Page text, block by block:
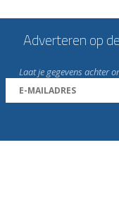
Adverteren op
Laat je gegevens achter